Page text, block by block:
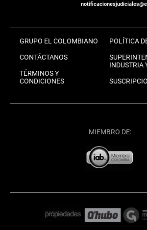
GRUPO EL COLOMBIANO
CONTÁCTANOS
TÉRMINOS Y
CONDICIONES
POLÍTICA
INDUSTRIA
MIEMBRO DE: